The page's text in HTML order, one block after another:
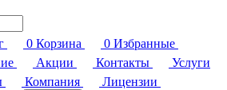
0 Корзина 0 Избранные
Акции Контакты
Услуги
Компания
Лицензии